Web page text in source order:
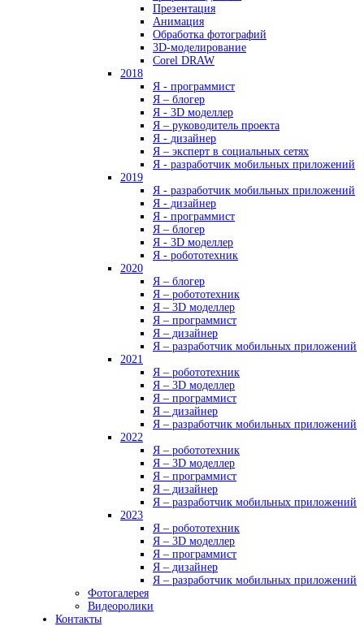
Презентация
Анимация
Обработка фотографий
3D-моделирование
Corel DRAW
2018
Я - программист
Я – блогер
Я - 3D моделлер
Я – руководитель проекта
Я - дизайнер
Я – эксперт в социальных сетях
Я - разработчик мобильных приложений
2019
Я - разработчик мобильных приложений
Я - дизайнер
Я - программист
Я – блогер
Я - 3D моделлер
Я - робототехник
2020
Я – блогер
Я – робототехник
Я – 3D моделлер
Я – программист
Я – дизайнер
Я – разработчик мобильных приложений
2021
Я – робототехник
Я – 3D моделлер
Я – программист
Я – дизайнер
Я – разработчик мобильных приложений
2022
Я – робототехник
Я – 3D моделлер
Я – программист
Я – дизайнер
Я – разработчик мобильных приложений
2023
Я – робототехник
Я – 3D моделлер
Я – программист
Я – дизайнер
Я – разработчик мобильных приложений
Фотогалерея
Видеоролики
Контакты